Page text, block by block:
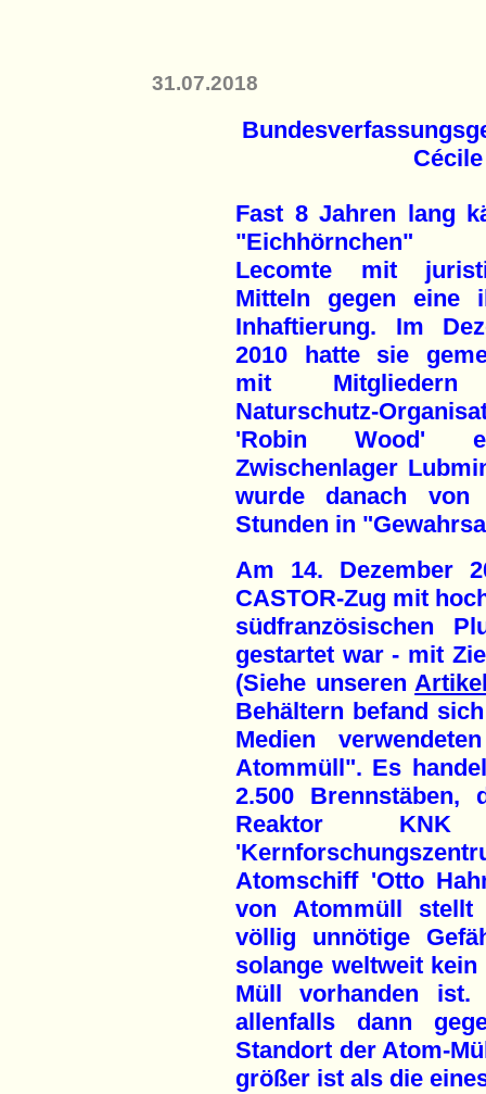
31.07.2018
Fast 8 Jahren lang
"Eichhörnchen"
Lecomte mit
Mitteln gegen eine
Inhaftierung. Im
2010 hatte sie
mit
Naturschutz-
'Robin Wood'
Zwischenlager
wurde danach
Stunden in
Am 14. Dezember
CASTOR-Zug mit
südfranzösischen
gestartet war - mit
(Siehe unseren
Behältern befand
Medien
Atommüll". Es
2.500 Brennstäben,
Reaktor
Atomschiff 'Otto
von Atommüll stellt
völlig unnötige
solange weltweit
Müll vorhanden ist.
allenfalls dann
Standort der Atom-
größer ist als die